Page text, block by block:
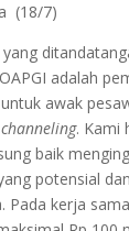
(18/7)
adalah
awak
channeling. Kami
baik
potensial
Pada kerja